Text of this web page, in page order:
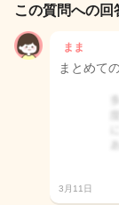
この質問への回
まま
まとめて
3月11日